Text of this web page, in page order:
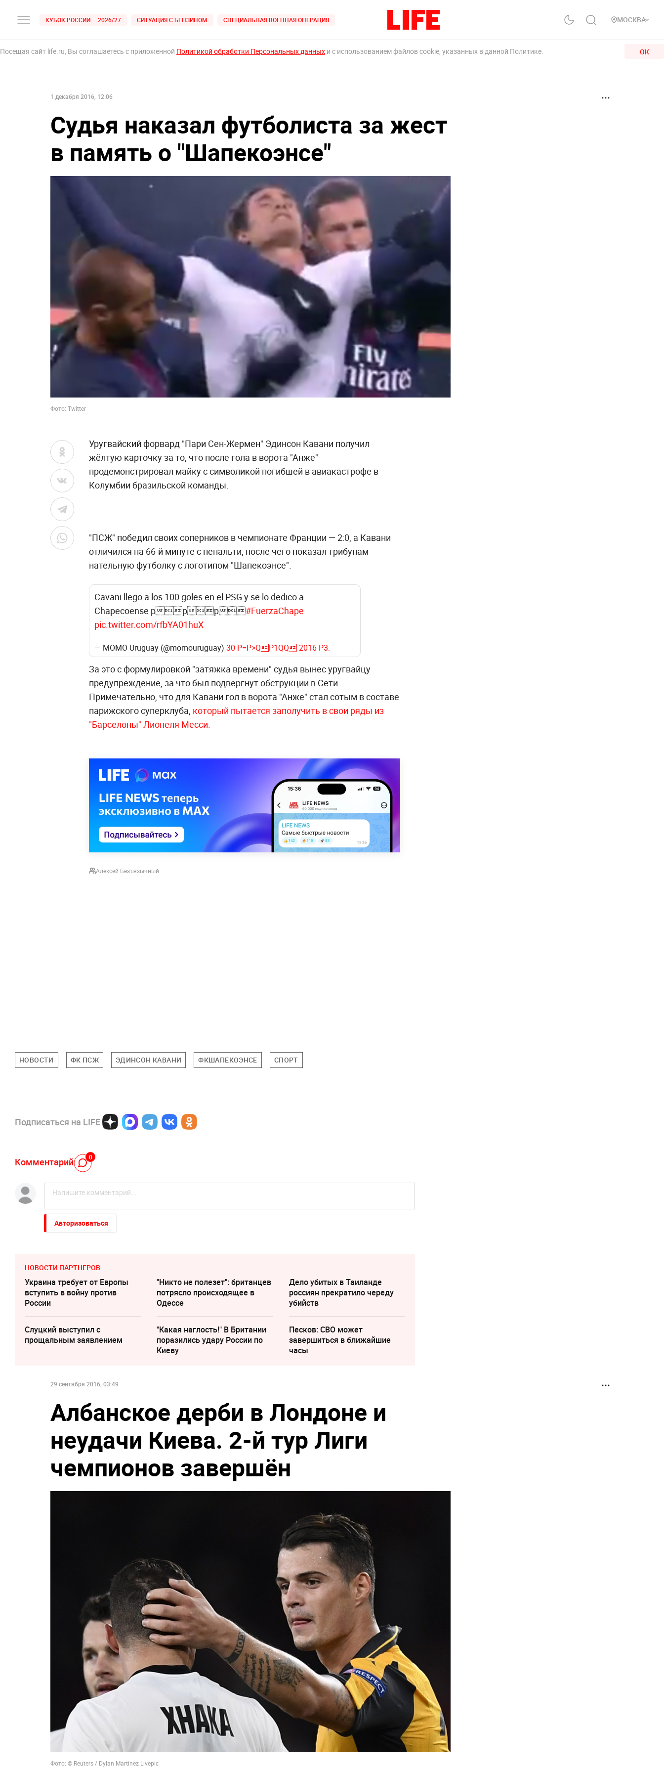
КУБОК РОССИИ — 2026/27 СИТУАЦИЯ С БЕНЗИНОМ СПЕЦИАЛЬНАЯ ВОЕННАЯ ОПЕРАЦИЯ МОСКВА
Посещая сайт life.ru, Вы соглашаетесь с приложенной Политикой обработки Персональных данных и с использованием файлов cookie, указанных в данной Политике. ОК
1 декабря 2016, 12:06
Cудья наказал футболиста за жест
в память о "Шапекоэнсе"
Фото: Twitter
Уругвайский форвард "Пари Сен-Жермен" Эдинсон Кавани получил
жёлтую карточку за то, что после гола в ворота "Анже"
продемонстрировал майку с символикой погибшей в авиакастрофе в
Колумбии бразильской команды.
"ПСЖ" победил своих соперников в чемпионате Франции — 2:0, а Кавани
отличился на 66-й минуте с пенальти, после чего показал трибунам
нательную футболку с логотипом "Шапекоэнсе".
Cavani llego a los 100 goles en el PSG y se lo dedico a
Chapecoense ppp#FuerzaChape
pic.twitter.com/rfbYA01huX
— MOMO Uruguay (@momouruguay) 30 P=P>QP1QQ 2016 P3.
За это с формулировкой "затяжка времени" судья вынес уругвайцу
предупреждение, за что был подвергнут обструкции в Сети.
Примечательно, что для Кавани гол в ворота "Анже" стал сотым в составе
парижского суперклуба, который пытается заполучить в свои ряды из
"Барселоны" Лионеля Месси.
Алексей Безъязычный
НОВОСТИ ФК ПСЖ ЭДИНСОН КАВАНИ ФКШАПЕКОЭНСЕ СПОРТ
Подписаться на LIFE
Комментарий 0
Авторизоваться
НОВОСТИ ПАРТНЕРОВ
Украина требует от Европы
вступить в войну против
России
"Никто не полезет": британцев
потрясло происходящее в
Одессе
Дело убитых в Таиланде
россиян прекратило череду
убийств
Слуцкий выступил с
прощальным заявлением
"Какая наглость!" В Британии
поразились удару России по
Киеву
Песков: СВО может
завершиться в ближайшие
часы
29 сентября 2016, 03:49
Албанское дерби в Лондоне и
неудачи Киева. 2-й тур Лиги
чемпионов завершён
Фото: © Reuters / Dylan Martinez Livepic